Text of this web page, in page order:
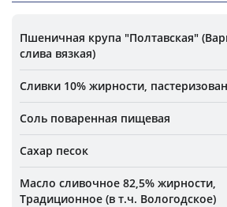
Пшеничная крупа "Полтавская"
слива вязкая)
Сливки 10% жирности,
Соль поваренная пищевая
Сахар песок
Масло сливочное 82,5% жирности,
Традиционное (в т.ч. Вологодское)